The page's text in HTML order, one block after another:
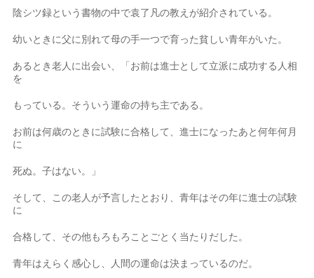
陰シツ録という書物の中で袁了凡の教えが紹介されている。
幼いときに父に別れて母の手一つで育った貧しい青年がいた。
あるとき老人に出会い、「お前は進士として立派に成功する人相
を
もっている。そういう運命の持ち主である。
お前は何歳のときに試験に合格して、進士になったあと何年何月
に
死ぬ。子はない。」
そして、この老人が予言したとおり、青年はその年に進士の試験
に
合格して、その他もろもろことごとく当たりだした。
青年はえらく感心し、人間の運命は決まっているのだ。